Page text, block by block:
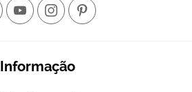
Informação